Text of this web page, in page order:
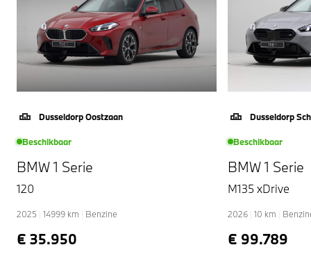
Dusseldorp Oostzaan
Beschikbaar
BMW 1 Serie
120
2025 14999 km Benzine
€ 35.950
Dusseldorp
Beschikbaar
BMW 1 Serie
M135 xDrive
2026 10 km
€ 99.789